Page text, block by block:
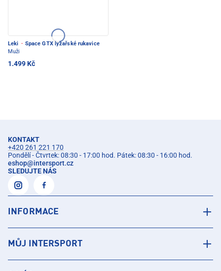
Leki · Space GTX lyžařské rukavice
Muži
1.499 Kč
KONTAKT
+420 261 221 170
Pondělí - Čtvrtek: 08:30 - 17:00 hod. Pátek: 08:30 - 16:00 hod.
eshop@intersport.cz
SLEDUJTE NÁS
INFORMACE
MŮJ INTERSPORT